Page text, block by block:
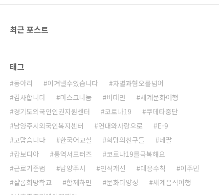
장 이영균)와 함께 이주아동 의료비
있는 외국인주민아동 가정의 긴급생
운 이웃들을 위해 힘써왔습니다. ○
위와 같은 활동을 기반으로 초록우산
양주시외국인복지센..
최근 포스트
태그
동아리 이겨낼수있습니다
차별과혐오를넘어
감사합니다
마스크나눔 비대면
세계문화여행
경기도외국인인권지원센터
코로나19
쿠데타중단
남양주시외국인복지센터
연대와사랑으로
E-9
고맙습니다
한국어교실 희망의친구들
네팔
캄보디아
통역서포터즈
코로나19를극복해요
근로기준법
남양주시 인식개선 대응수칙
이주민
샬롬희망학교
함께하면 문화다양성
세계음식여행